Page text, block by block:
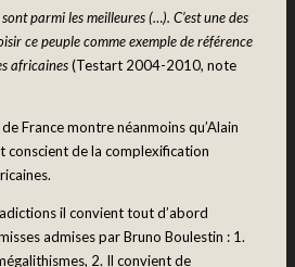
parmi les meilleures (…). C’est une des
ce peuple comme exemple de référence
africaines(Testart 2004-2010, note
France montre néanmoins qu’Alain
conscient de la complexification
il convient tout d’abord
admises par Bruno Boulestin : 1.
2. Il convient de